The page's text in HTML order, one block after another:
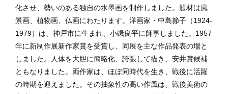
化させ、勢いのある独自の水墨画を制作しました。題材は風
景画、植物画、仏画にわたります。洋画家・中島節子（1924-
1979）は、神戸市に生まれ、小磯良平に師事しました。1957
年に新制作展新作家賞を受賞し、同展を主な作品発表の場と
しました。人体を大胆に簡略化、誇張して描き、安井賞候補
ともなりました。両作家は、ほぼ同時代を生き、戦後に活躍
の時期を迎えました。その抽象性の高い作風は、戦後美術の